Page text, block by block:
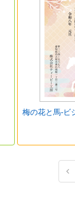
梅の花と馬-ビ